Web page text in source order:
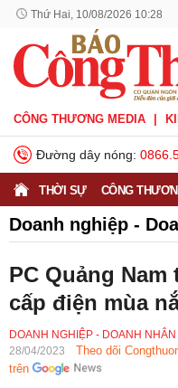
Thứ Hai, 10/08/2026 10:28
CÔNG THƯƠNG MEDIA
Đường dây nóng:
THỜI SỰ CÔNG
Doanh nghiệp -
Thông tin doanh
PC Quảng
cấp điện mùa
DOANH NGHIỆP - DOANH NHÂN
28/04/2023
Theo dõi
trên